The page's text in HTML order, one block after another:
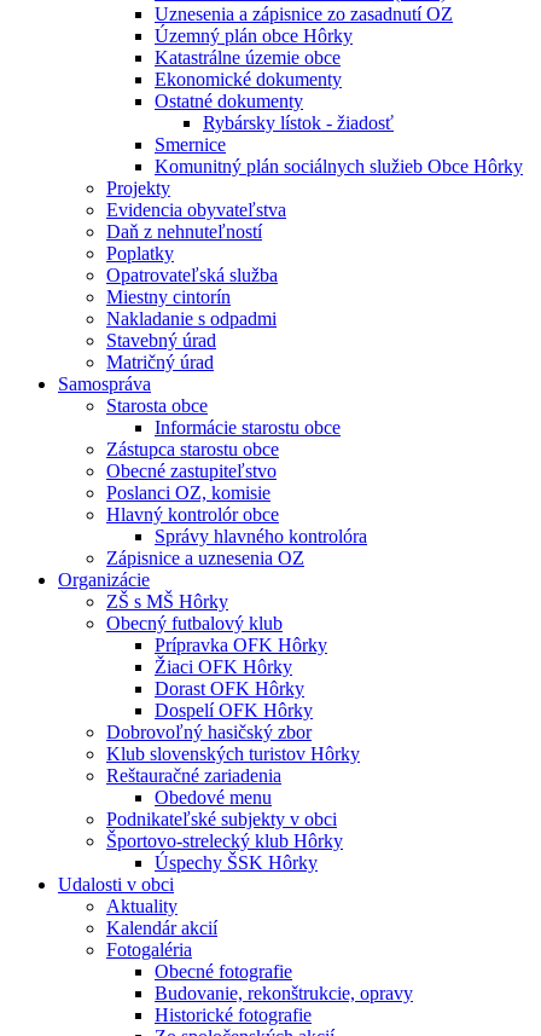
Uznesenia a zápisnice zo zasadnutí OZ
Územný plán obce Hôrky
Katastrálne územie obce
Ekonomické dokumenty
Ostatné dokumenty
Rybársky lístok - žiadosť
Smernice
Komunitný plán sociálnych služieb Obce Hôrky
Projekty
Evidencia obyvateľstva
Daň z nehnuteľností
Poplatky
Opatrovateľská služba
Miestny cintorín
Nakladanie s odpadmi
Stavebný úrad
Matričný úrad
Samospráva
Starosta obce
Informácie starostu obce
Zástupca starostu obce
Obecné zastupiteľstvo
Poslanci OZ, komisie
Hlavný kontrolór obce
Správy hlavného kontrolóra
Zápisnice a uznesenia OZ
Organizácie
ZŠ s MŠ Hôrky
Obecný futbalový klub
Prípravka OFK Hôrky
Žiaci OFK Hôrky
Dorast OFK Hôrky
Dospelí OFK Hôrky
Dobrovoľný hasičský zbor
Klub slovenských turistov Hôrky
Reštauračné zariadenia
Obedové menu
Podnikateľské subjekty v obci
Športovo-strelecký klub Hôrky
Úspechy ŠSK Hôrky
Udalosti v obci
Aktuality
Kalendár akcií
Fotogaléria
Obecné fotografie
Budovanie, rekonštrukcie, opravy
Historické fotografie